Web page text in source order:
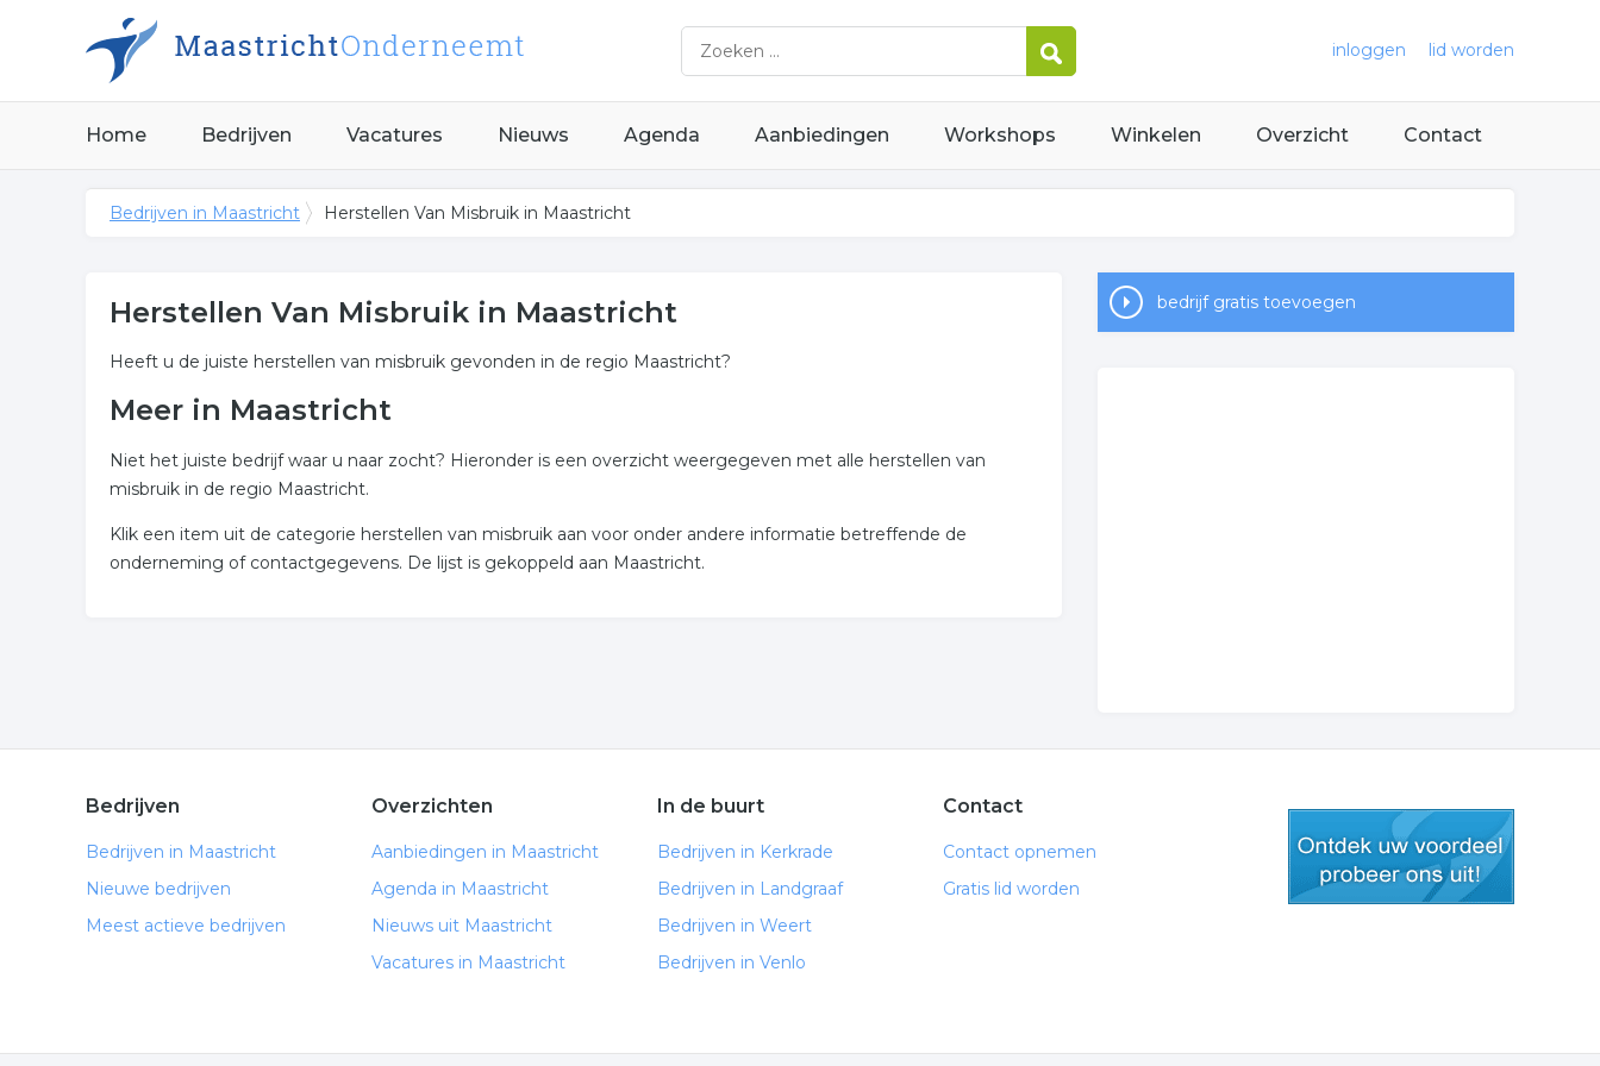
inloggen lid worden
Home Bedrijven Vacatures Nieuws Agenda Aanbiedingen Workshops Winkelen Overzicht Contact
Bedrijven in Maastricht Herstellen Van Misbruik in Maastricht
Herstellen Van Misbruik in Maastricht
Heeft u de juiste herstellen van misbruik gevonden in de regio Maastricht?
Meer in Maastricht
Niet het juiste bedrijf waar u naar zocht? Hieronder is een overzicht weergegeven met alle herstellen van
misbruik in de regio Maastricht.
Klik een item uit de categorie herstellen van misbruik aan voor onder andere informatie betreffende de
onderneming of contactgegevens. De lijst is gekoppeld aan Maastricht.
bedrijf gratis toevoegen
Bedrijven
Bedrijven in Maastricht
Nieuwe bedrijven
Meest actieve bedrijven
Overzichten
Aanbiedingen in Maastricht
Agenda in Maastricht
Nieuws uit Maastricht
Vacatures in Maastricht
In de buurt
Bedrijven in Kerkrade
Bedrijven in Landgraaf
Bedrijven in Weert
Bedrijven in Venlo
Contact
Contact opnemen
Gratis lid worden